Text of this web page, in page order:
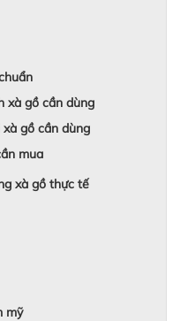
xà gồ cần dùng
gồ cần dùng
mua
xà gồ thực tế
mỹ